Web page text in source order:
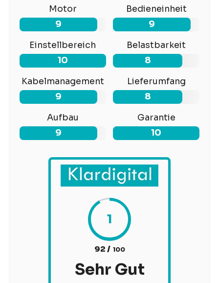
Motor
9
Bedieneinheit
9
Einstellbereich
10
Belastbarkeit
8
Kabelmanagement
9
Lieferumfang
8
Aufbau
9
Garantie
10
1
92 / 100
Sehr Gut